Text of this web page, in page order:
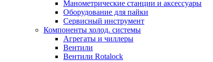
Манометрические станции и аксессуары
Оборудование для пайки
Сервисный инструмент
Компоненты холод. системы
Агрегаты и чиллеры
Вентили
Вентили Rotalock